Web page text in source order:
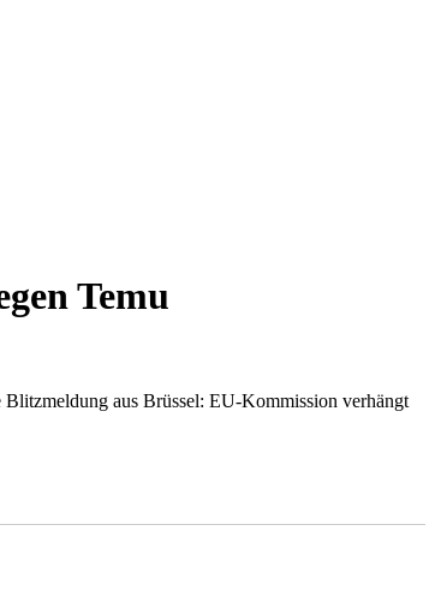
Temu
aus Brüssel: EU-Kommission verhängt